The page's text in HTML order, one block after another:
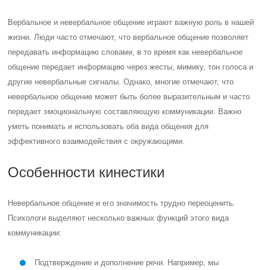
Вербальное и невербальное общение играют важную роль в нашей
жизни. Люди часто отмечают, что вербальное общение позволяет
передавать информацию словами, в то время как невербальное
общение передает информацию через жесты, мимику, тон голоса и
другие невербальные сигналы. Однако, многие отмечают, что
невербальное общение может быть более выразительным и часто
передает эмоциональную составляющую коммуникации. Важно
уметь понимать и использовать оба вида общения для
эффективного взаимодействия с окружающими.
Особенности кинестики
Невербальное общение и его значимость трудно переоценить.
Психологи выделяют несколько важных функций этого вида
коммуникации:
Подтверждение и дополнение речи. Например, мы